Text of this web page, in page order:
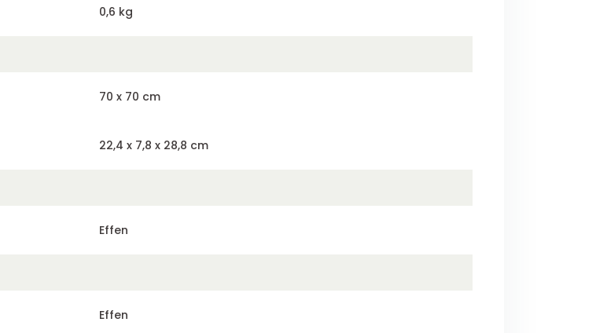
0,6 kg
70 x 70 cm
22,4 x 7,8 x 28,8 cm
Effen
Effen